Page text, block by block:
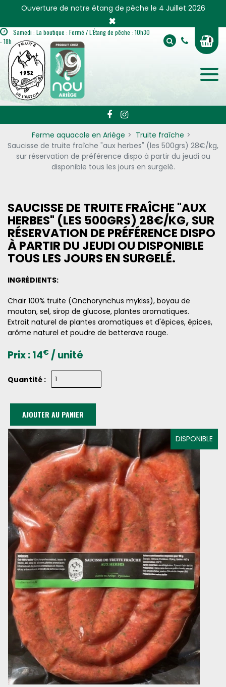
Ouverture de notre étang de pêche le 4 Juillet 2026
×
Samedi : La boutique : Fermé / L'Étang de pêche : 10h30
- 18h
0
Ferme aquacole en Ariège
Truite fraîche
Saucisse de truite fraîche "aux herbes" (les 500grs) 28€/kg,
sur réservation de préférence dispo à partir du jeudi ou
disponible tous les jours en surgelé.
DISPONIBLE
SAUCISSE DE TRUITE FRAÎCHE "AUX
HERBES" (LES 500GRS) 28€/KG, SUR
RÉSERVATION DE PRÉFÉRENCE DISPO
À PARTIR DU JEUDI OU DISPONIBLE
TOUS LES JOURS EN SURGELÉ.
INGRÉDIENTS:
Chair 100% truite (Onchorynchus mykiss), boyau de
mouton, sel, sirop de glucose, plantes aromatiques.
Extrait naturel de plantes aromatiques et d'épices, épices,
arôme naturel et poudre de betterave rouge.
Prix :14€ / unité
Quantité :
AJOUTER AU PANIER
Panneau de gestion des cookies